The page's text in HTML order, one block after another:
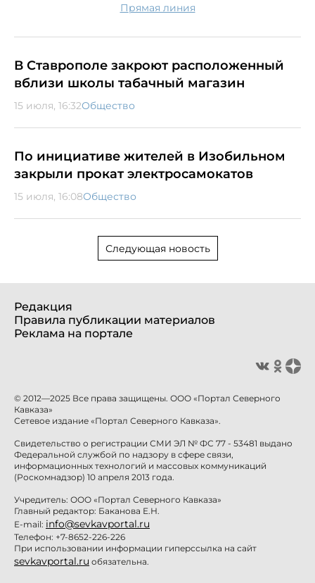
Прямая линия
В Ставрополе закроют расположенный
вблизи школы табачный магазин
15 июля, 16:32Общество
По инициативе жителей в Изобильном
закрыли прокат электросамокатов
15 июля, 16:08Общество
Следующая новость
Редакция
Правила публикации материалов
Реклама на портале
© 2012—2025 Все права защищены. ООО «Портал Северного
Кавказа»
Сетевое издание «Портал Северного Кавказа».
Свидетельство о регистрации СМИ ЭЛ № ФС 77 - 53481 выдано
Федеральной службой по надзору в сфере связи,
информационных технологий и массовых коммуникаций
(Роскомнадзор) 10 апреля 2013 года.
Учредитель: ООО «Портал Северного Кавказа»
Главный редактор: Баканова Е.Н.
E-mail: info@sevkavportal.ru
Телефон: +7-8652-226-226
При использовании информации гиперссылка на сайт
sevkavportal.ru обязательна.